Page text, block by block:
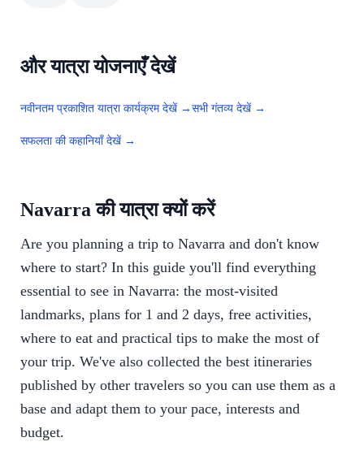
और यात्रा योजनाएँ देखें
नवीनतम प्रकाशित यात्रा कार्यक्रम देखें → सभी गंतव्य देखें →
सफलता की कहानियाँ देखें →
Navarra की यात्रा क्यों करें
Are you planning a trip to Navarra and don't know
where to start? In this guide you'll find everything
essential to see in Navarra: the most-visited
landmarks, plans for 1 and 2 days, free activities,
where to eat and practical tips to make the most of
your trip. We've also collected the best itineraries
published by other travelers so you can use them as a
base and adapt them to your pace, interests and
budget.